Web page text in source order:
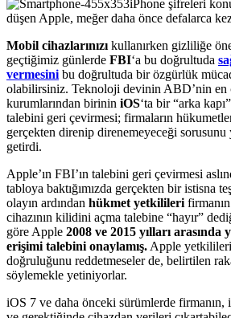
iPhone şifreleri
düşen Apple, meğer daha önce defalarca
Mobil cihazlarınızı kullanırken gizliliğe
geçtiğimiz günlerde FBI‘a bu doğrultuda
vermesini bu doğrultuda bir özgürlük
olabilirsiniz. Teknoloji devinin ABD’nin en
kurumlarından birinin iOS‘ta bir “arka
talebini geri çevirmesi; firmaların
gerçekten direnip direnemeyeceği sorusunu
getirdi.
Apple’ın FBI’ın talebini geri çevirmesi
tabloya baktığımızda gerçekten bir istisna
olayın ardından hükmet yetkilileri
cihazının kilidini açma talebine “hayır”
göre Apple 2008 ve 2015 yılları arasında
erişimi talebini onaylamış. Apple
doğruluğunu reddetmeseler de, belirtilen
söylemekle yetiniyorlar.
iOS 7 ve daha önceki sürümlerde firmanın,